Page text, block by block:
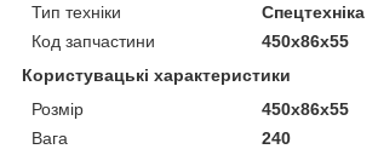
Тип техніки
Спецтехніка
Код запчастини
450x86x55
Користувацькi характеристики
Розмір
450x86x55
Вага
240